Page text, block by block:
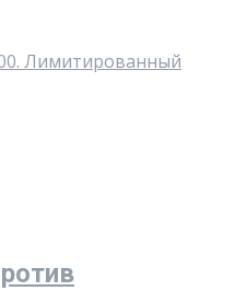
Лимитированный